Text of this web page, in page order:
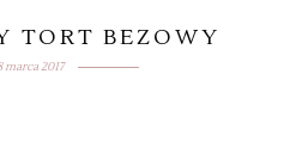
TORT BEZOWY
marca 2017